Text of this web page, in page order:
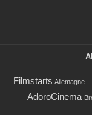
Filmstarts Allemagne
AdoroCinema